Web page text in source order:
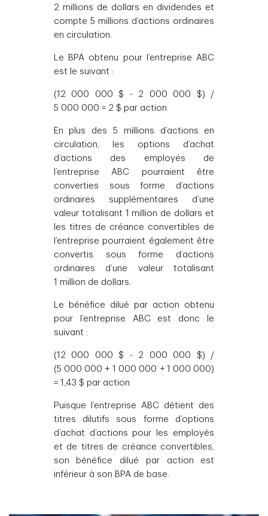
2 millions de dollars en dividendes et
compte 5 millions d’actions ordinaires
en circulation.
Le BPA obtenu pour l’entreprise ABC
est le suivant :
(12 000 000 $ - 2 000 000 $) /
5 000 000 = 2 $ par action
En plus des 5 millions d’actions en
circulation, les options d’achat
d’actions des employés de
l’entreprise ABC pourraient être
converties sous forme d’actions
ordinaires supplémentaires d’une
valeur totalisant 1 million de dollars et
les titres de créance convertibles de
l’entreprise pourraient également être
convertis sous forme d’actions
ordinaires d’une valeur totalisant
1 million de dollars.
Le bénéfice dilué par action obtenu
pour l’entreprise ABC est donc le
suivant :
(12 000 000 $ - 2 000 000 $) /
(5 000 000 + 1 000 000 + 1 000 000)
= 1,43 $ par action
Puisque l’entreprise ABC détient des
titres dilutifs sous forme d’options
d’achat d’actions pour les employés
et de titres de créance convertibles,
son bénéfice dilué par action est
inférieur à son BPA de base.